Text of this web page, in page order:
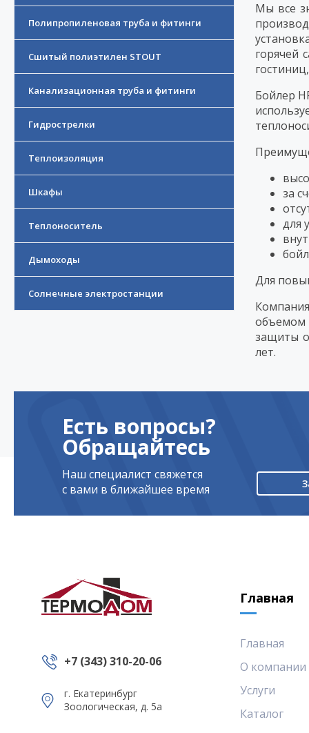
Полипропиленовая труба и фитинги
Сшитый полиэтилен STOUT
Канализационная труба и фитинги
Гидрострелки
Теплоизоляция
Шкафы
Теплоноситель
Дымоходы
Солнечные электростанции
Мы все
горячей
Бойлер
за
для
Для
объемом
защиты
лет.
Есть вопросы?
Обращайтесь
Наш специалист свяжется
с вами в ближайшее время
Главная
+7 (343) 310-20-06
г. Екатеринбург
Зоологическая, д. 5а
Главная
О компании
Услуги
Каталог